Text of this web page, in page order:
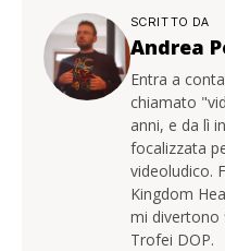
SCRITTO DA
Andrea
Entra a
chiamato
anni, e da lì
focalizzata
videoludico.
Kingdom
mi divertono
Trofei DOP.